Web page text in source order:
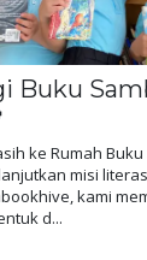
Buku
ke Rumah Buku
misi
kami
d...